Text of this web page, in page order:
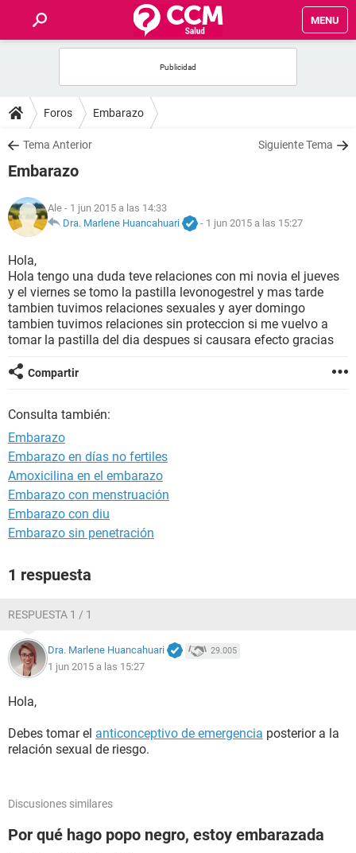
MENU
FOROS
SALUD
NUTRICIÓN
BIENESTAR
SEXUALIDAD
GLOSARIO
Foros Embarazo
Tema Anterior Siguiente Tema
Embarazo
Ale - 1 jun 2015 a las 14:33
Dra. Marlene Huancahuari
- 1 jun 2015 a las 15:27
Hola,
Hola tengo una duda teve relaciones con mi novia el jueves
y el viernes se tomo la pastilla levonogestrel y mas tarde
tambien tuvimos relaciones sexuales y ayer domingo
tambien tuvimos relaciones sin proteccion si me vuelvo a
tomar la pastilla del dia despues si causara efecto gracias
Compartir
Consulta también:
Embarazo
Embarazo en días no fertiles
Amoxicilina en el embarazo
Embarazo con menstruación
Embarazo con diu
Embarazo sin penetración
1 respuesta
RESPUESTA 1 / 1
Dra. Marlene Huancahuari 29.005
1 jun 2015 a las 15:27
Hola,
Debes tomar el anticonceptivo de emergencia posterior a la
relación sexual de riesgo.
Discusiones similares
Por qué hago popo negro, estoy embarazada